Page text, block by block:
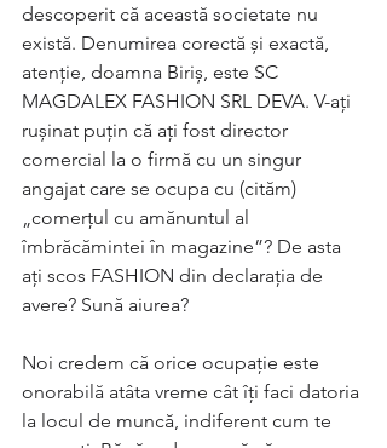
descoperit că această societate nu
există. Denumirea corectă și exactă,
atenție, doamna Biriș, este SC
MAGDALEX FASHION SRL DEVA. V-ați
rușinat puțin că ați fost director
comercial la o firmă cu un singur
angajat care se ocupa cu (cităm)
„comerțul cu amănuntul al
îmbrăcămintei în magazine”? De asta
ați scos FASHION din declarația de
avere? Sună aiurea?
Noi credem că orice ocupație este
onorabilă atâta vreme cât îți faci datoria
la locul de muncă, indiferent cum te